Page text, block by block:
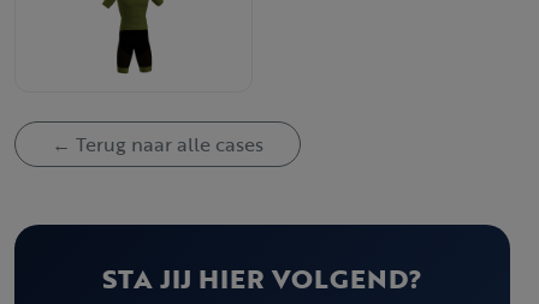
← Terug naar alle cases
STA JIJ HIER VOLGEND?